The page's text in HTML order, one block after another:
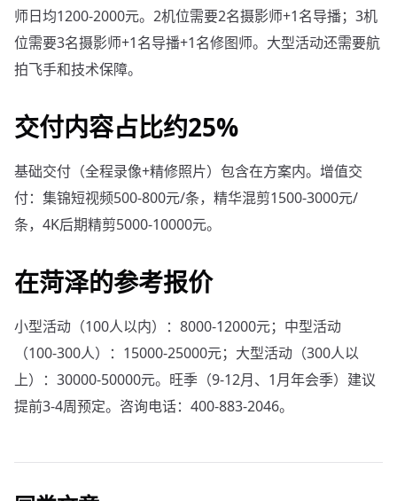
师日均1200-2000元。2机位需要2名摄影师+1名导播；3机
位需要3名摄影师+1名导播+1名修图师。大型活动还需要航
拍飞手和技术保障。
交付内容占比约25%
基础交付（全程录像+精修照片）包含在方案内。增值交
付：集锦短视频500-800元/条，精华混剪1500-3000元/
条，4K后期精剪5000-10000元。
在菏泽的参考报价
小型活动（100人以内）：8000-12000元；中型活动
（100-300人）：15000-25000元；大型活动（300人以
上）：30000-50000元。旺季（9-12月、1月年会季）建议
提前3-4周预定。咨询电话：400-883-2046。